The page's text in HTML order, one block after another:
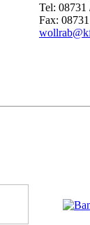
Tel: 08731
Fax: